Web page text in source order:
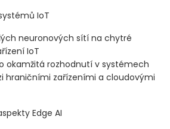
IoT
neuronových sítí na chytré
IoT
okamžitá rozhodnutí v systémech
hraničními zařízeními a cloudovými
Edge AI